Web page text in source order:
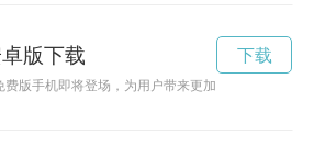
版下载
费版手机即将登场，为用户带来更加优质的联网体
下载